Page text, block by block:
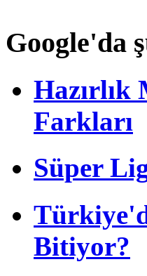
Google'da
Hazırlık
Farkları
Süper
Bitiyor?